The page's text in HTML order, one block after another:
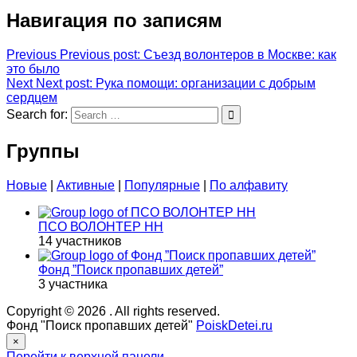
Навигация по записям
Previous Previous post: Съезд волонтеров в Москве: как
это было
Next Next post: Рука помощи: организации с добрым
сердцем
Search for:
Группы
Новые Активные Популярные По алфавиту
ПСО ВОЛОНТЕР НН
14 участников
Фонд ”Поиск пропавших детей”
3 участника
Copyright © 2026 . All rights reserved.
Фонд "Поиск пропавших детей" PoiskDetei.ru
×